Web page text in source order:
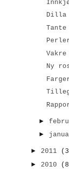
Dilla
Tante
Ny
►
►
► 2011
► 2010